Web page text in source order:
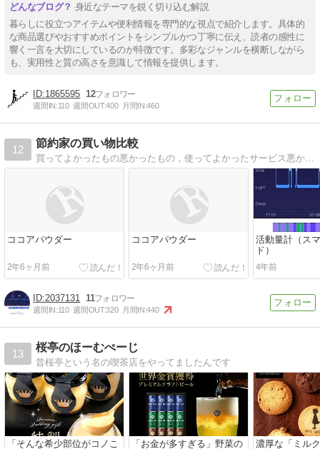
身近なテーマを鋭く切り込む解説
暮らしに役立つアイテムや便利情報を専門的な視点で紹介します。具体的
な商品選びやおすすめポイントをシンプルかつ丁寧に伝え、読者の感性に
響く一言を大切にしているのが特徴です。多彩なジャンルを横断しながら
も、実用性と質の高さを意識して情報を提供します。
1865595 12
週間IN:110 週間OUT:400 月間IN:460
12
節約家の買い物比較
買ってよかったもの悪かったもの，使ってよかったサービス悪かったサービスを紹介します！
ココアパウダー
2年6ヶ月前
ココアパウダー
2年6ヶ月前
活動量計（ス
ド）
4年前
2037131 11
週間IN:110 週間OUT:320 月間IN:440
13
桜亭のほーむぺーじ
昔桜亭という名の喫茶店をやってましたんです
「そんな希少部位がコノこ
「お金が多すぎる」野菜の
濃厚な「ミル